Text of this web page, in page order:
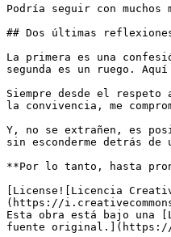
Podría seguir con
## Dos últimas
La primera es una
segunda es un ruego.
Siempre desde el
la convivencia, me
Y, no se extrañen, es
sin esconderme detrás
**Por lo tanto, hasta
[License![Licencia
(https://
Esta obra está bajo una
fuente original.](https://